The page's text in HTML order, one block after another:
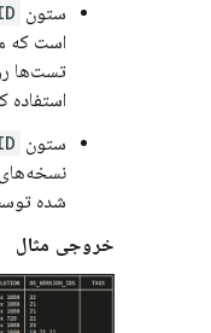
ستون
است که
تست‌ها
استفاده
ستون
شده
خروجی مثال